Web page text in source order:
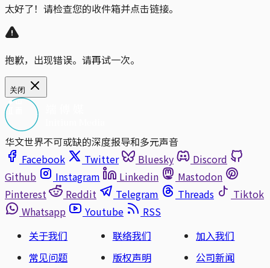
太好了！请检查您的收件箱并点击链接。
抱歉，出现错误。请再试一次。
关闭
华文世界不可或缺的深度报导和多元声音
Facebook
Twitter Bluesky
Discord
Github
Instagram Linkedin
Mastodon
Pinterest
Reddit Telegram Threads
Tiktok
Whatsapp
Youtube
RSS
关于我们
联络我们
加入我们
常见问题
版权声明
公司新闻